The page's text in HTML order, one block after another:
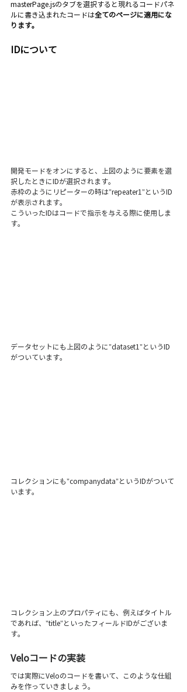
masterPage.jsのタブを選択すると現れるコードパネ
ルに書き込まれたコードは全てのページに適用にな
ります。
IDについて
開発モードをオンにすると、上図のように要素を選
択したときにIDが選択されます。
赤枠のようにリピーターの時は"repeater1"というID
が表示されます。
こういったIDはコードで指示を与える際に使用しま
す。
データセットにも上図のように"dataset1"というID
がついています。
コレクションにも"companydata"というIDがついて
います。
コレクション上のプロパティにも、例えばタイトル
であれば、"title"といったフィールドIDがございま
す。
Veloコードの実装
では実際にVeloのコードを書いて、このような仕組
みを作っていきましょう。